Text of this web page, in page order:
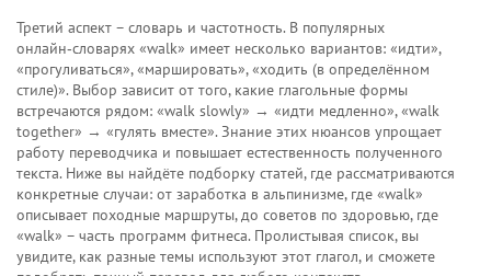
Третий аспект – словарь и частотность. В популярных
онлайн‑словарях «walk» имеет несколько вариантов: «идти»,
«прогуливаться», «маршировать», «ходить (в определённом
стиле)». Выбор зависит от того, какие глагольные формы
встречаются рядом: «walk slowly» → «идти медленно», «walk
together» → «гулять вместе». Знание этих нюансов упрощает
работу переводчика и повышает естественность полученного
текста. Ниже вы найдёте подборку статей, где рассматриваются
конкретные случаи: от заработка в альпинизме, где «walk»
описывает походные маршруты, до советов по здоровью, где
«walk» – часть программ фитнеса. Пролистывая список, вы
увидите, как разные темы используют этот глагол, и сможете